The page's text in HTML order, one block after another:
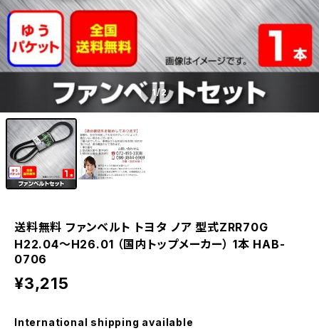
1/2
送料無料 ファンベルト トヨタ ノア 型式ZRR70G
H22.04～H26.01 （国内トップメーカー） 1本 HAB-
0706
¥3,215
International shipping available